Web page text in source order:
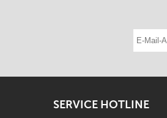
E-Mail-
SERVICE HOTLINE